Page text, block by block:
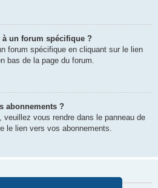
à un forum spécifique ?
forum spécifique en cliquant sur le lien
bas de la page du forum.
abonnements ?
veuillez vous rendre dans le panneau de
le lien vers vos abonnements.